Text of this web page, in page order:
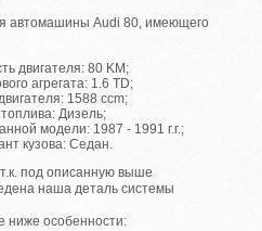
автомашины Audi 80, имеющего
двигателя: 80 KM;
агрегата: 1.6 TD;
1588 ccm;
Дизель;
модели: 1987 - 1991 г.г.;
кузова: Седан.
под описанную выше
наша деталь системы
ниже особенности: